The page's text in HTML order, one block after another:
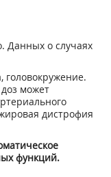
Данных о случаях
головокружение.
может
дистрофия
функций.